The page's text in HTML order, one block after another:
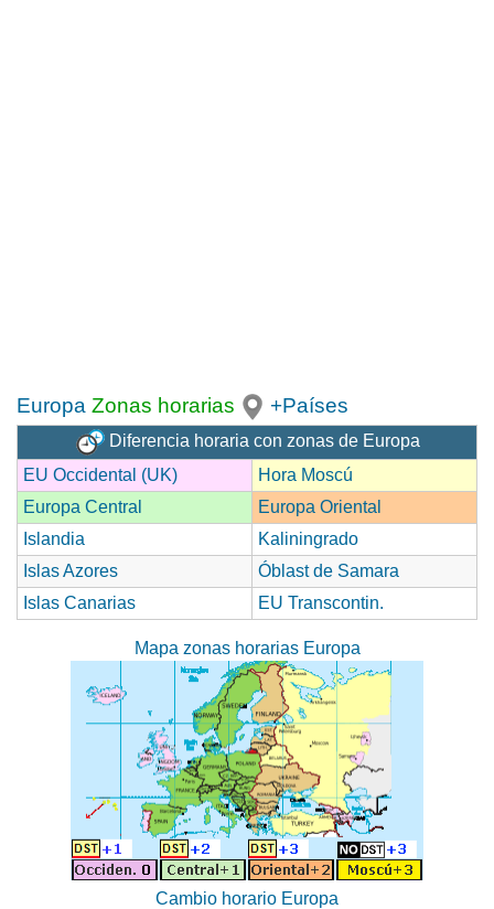
Europa Zonas horarias +Países
Diferencia horaria con zonas de Europa
EU Occidental (UK)
Hora Moscú
Europa Central
Europa Oriental
Islandia
Kaliningrado
Islas Azores
Óblast de Samara
Islas Canarias
EU Transcontin.
Mapa zonas horarias Europa
Cambio horario Europa